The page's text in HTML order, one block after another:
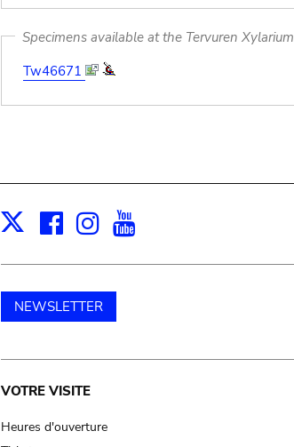
Specimens available at the Tervuren Xylarium
Tw46671
X Facebook
Instagram
NEWSLETTER
Main
navigation
VOTRE VISITE
Heures d'ouverture